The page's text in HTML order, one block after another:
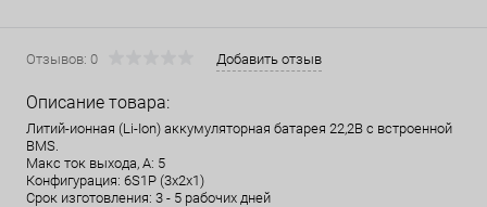
Отзывов: 0 Добавить отзыв
Описание товара:
Литий-ионная (Li-Ion) аккумуляторная батарея 22,2В с встроенной
BMS.
Макс ток выхода, А: 5
Конфигурация: 6S1P (3x2x1)
Срок изготовления: 3 - 5 рабочих дней